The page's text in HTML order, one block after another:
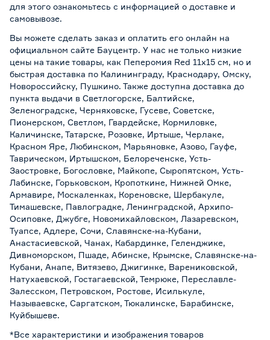
для этого ознакомьтесь с информацией о доставке и
самовывозе.
Вы можете сделать заказ и оплатить его онлайн на
официальном сайте Бауцентр. У нас не только низкие
цены на такие товары, как Пеперомия Red 11х15 см, но и
быстрая доставка по Калининграду, Краснодару, Омску,
Новороссийску, Пушкино. Также доступна доставка до
пункта выдачи в Светлогорске, Балтийске,
Зеленоградске, Черняховске, Гусеве, Советске,
Пионерском, Светлом, Гвардейске, Кормиловке,
Каличинске, Татарске, Розовке, Иртыше, Черлаке,
Красном Яре, Любинском, Марьяновке, Азово, Гауфе,
Таврическом, Иртышском, Белореченске, Усть-
Заостровке, Богословке, Майкопе, Сыропятском, Усть-
Лабинске, Горьковском, Кропоткине, Нижней Омке,
Армавире, Москаленках, Кореновске, Шербакуле,
Тимашевске, Павлоградке, Ленинградской, Архипо-
Осиповке, Джубге, Новомихайловском, Лазаревском,
Туапсе, Адлере, Сочи, Славянске-на-Кубани,
Анастасиевской, Чанах, Кабардинке, Геленджике,
Дивноморском, Пшаде, Абинске, Крымске, Славянске-на-
Кубани, Анапе, Витязево, Джигинке, Варениковской,
Натухаевской, Гостагаевской, Темрюке, Переславле-
Залесском, Петровском, Ростове, Исилькуле,
Называевске, Саргатском, Тюкалинске, Барабинске,
Куйбышеве.
*Все характеристики и изображения товаров